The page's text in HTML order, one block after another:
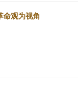
观为视角